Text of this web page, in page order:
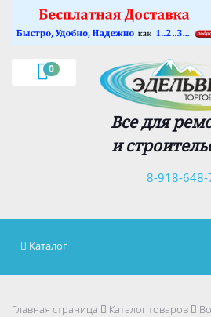
0
Все для
и
8-918-648-
Каталог
Главная страница Каталог товаров